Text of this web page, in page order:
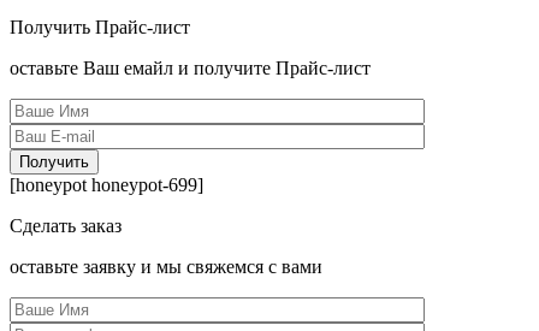
Получить Прайс-лист
оcтавьте Ваш емайл и получите Прайс-лист
[honeypot honeypot-699]
Сделать заказ
оcтавьте заявку и мы свяжемся с вами